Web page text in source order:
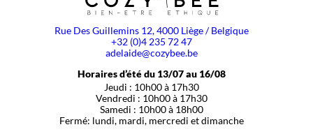
Rue Des Guillemins 12, 4000 Liège / Belgique
+32 (0)4 235 72 47
adelaide@cozybee.be
Horaires d’été du 13/07 au 16/08
Jeudi : 10h00 à 17h30
Vendredi : 10h00 à 17h30
Samedi : 10h00 à 18h00
Fermé: lundi, mardi, mercredi et dimanche